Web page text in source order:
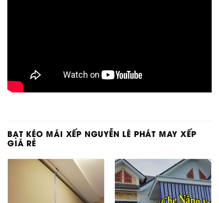
BẠT KÉO MÁI XẾP NGUYỄN LÊ PHÁT MAY XẾP
GIÁ RẺ